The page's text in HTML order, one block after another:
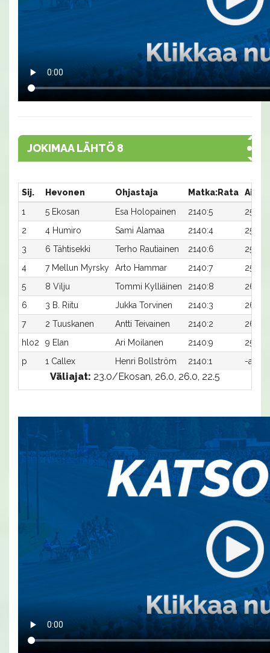
JOKIMAA LÄHTÖ 8
Sij. Hevonen Ohjastaja Matka:Rata
Aika
1
5 Ekosan Esa Holopainen 2140:5
25,4a
2
4 Humiro Sami Alamaa 2140:4
25,7a
3
6 Tähtisekki Terho Rautiainen 2140:6
25,7a
4
7 Mellun Myrsky Arto Hammar 2140:7
25,9a
5
8 Vilju Tommi Kylliäinen 2140:8
26,1ax
6
3 B. Riitu Jukka Torvinen 2140:3
26,1a
7
2 Tuuskanen Antti Teivainen 2140:2
26,5a
hlo2
9 Elan Ari Moilanen 2140:9
25,5a
p
1 Callex Henri Bollström 2140:1 -a
Väliajat: 23.0/Ekosan, 26.0, 26.0, 22.5